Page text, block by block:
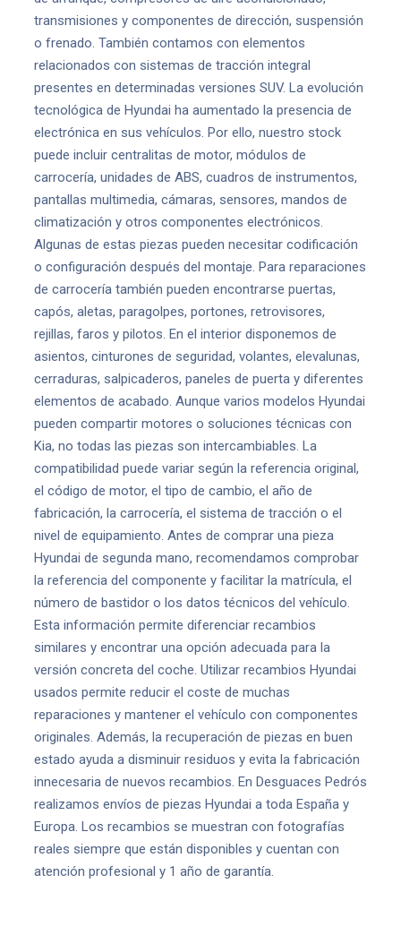
transmisiones y componentes de dirección, suspensión
o frenado. También contamos con elementos
relacionados con sistemas de tracción integral
presentes en determinadas versiones SUV. La evolución
tecnológica de Hyundai ha aumentado la presencia de
electrónica en sus vehículos. Por ello, nuestro stock
puede incluir centralitas de motor, módulos de
carrocería, unidades de ABS, cuadros de instrumentos,
pantallas multimedia, cámaras, sensores, mandos de
climatización y otros componentes electrónicos.
Algunas de estas piezas pueden necesitar codificación
o configuración después del montaje. Para reparaciones
de carrocería también pueden encontrarse puertas,
capós, aletas, paragolpes, portones, retrovisores,
rejillas, faros y pilotos. En el interior disponemos de
asientos, cinturones de seguridad, volantes, elevalunas,
cerraduras, salpicaderos, paneles de puerta y diferentes
elementos de acabado. Aunque varios modelos Hyundai
pueden compartir motores o soluciones técnicas con
Kia, no todas las piezas son intercambiables. La
compatibilidad puede variar según la referencia original,
el código de motor, el tipo de cambio, el año de
fabricación, la carrocería, el sistema de tracción o el
nivel de equipamiento. Antes de comprar una pieza
Hyundai de segunda mano, recomendamos comprobar
la referencia del componente y facilitar la matrícula, el
número de bastidor o los datos técnicos del vehículo.
Esta información permite diferenciar recambios
similares y encontrar una opción adecuada para la
versión concreta del coche. Utilizar recambios Hyundai
usados permite reducir el coste de muchas
reparaciones y mantener el vehículo con componentes
originales. Además, la recuperación de piezas en buen
estado ayuda a disminuir residuos y evita la fabricación
innecesaria de nuevos recambios. En Desguaces Pedrós
realizamos envíos de piezas Hyundai a toda España y
Europa. Los recambios se muestran con fotografías
reales siempre que están disponibles y cuentan con
atención profesional y 1 año de garantía.